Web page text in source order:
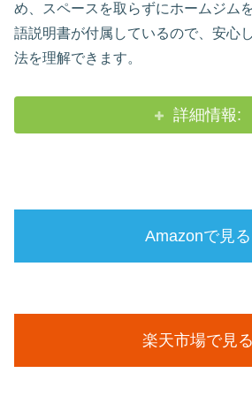
め、スペースを取らずにホームジム
語説明書が付属しているので、安心
法を理解できます。
詳細情報:
Amazonで見る
楽天市場で見る